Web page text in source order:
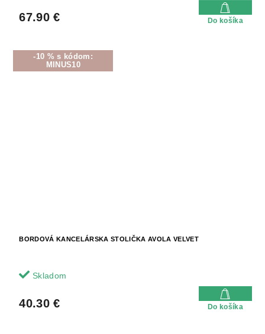
67.90 € Do košíka
-10 % s kódom:
MINUS10
BORDOVÁ KANCELÁRSKA STOLIČKA AVOLA VELVET
Skladom
40.30 € Do košíka